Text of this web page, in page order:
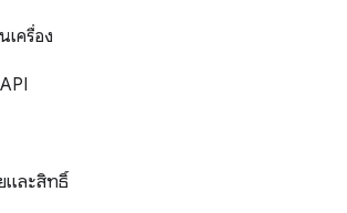
เครื่อง
และสิทธิ์